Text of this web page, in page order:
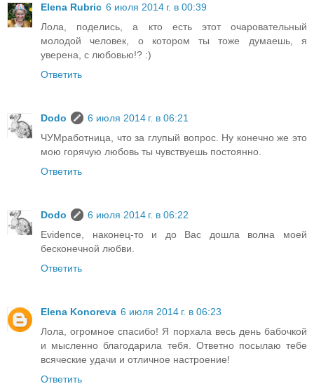
Elena Rubric 6 июля 2014 г. в 00:39
Лола, поделись, а кто есть этот очаровательный
молодой человек, о котором ты тоже думаешь, я
уверена, с любовью!? :)
Ответить
Dodo
6 июля 2014 г. в 06:21
ЧУМработница, что за глупый вопрос. Ну конечно же это
мою горячую любовь ты чувствуешь постоянно.
Ответить
Dodo
6 июля 2014 г. в 06:22
Evidence, наконец-то и до Вас дошла волна моей
бесконечной любви.
Ответить
Elena Konoreva 6 июля 2014 г. в 06:23
Лола, огромное спасибо! Я порхала весь день бабочкой
и мысленно благодарила тебя. Ответно посылаю тебе
всяческие удачи и отличное настроение!
Ответить